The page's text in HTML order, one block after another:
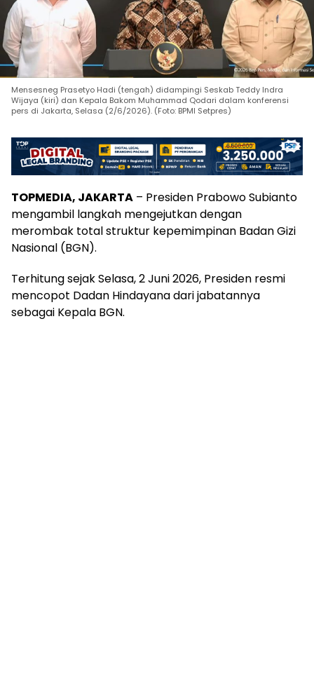
Mensesneg Prasetyo Hadi (tengah) didampingi Seskab Teddy Indra
Wijaya (kiri) dan Kepala Bakom Muhammad Qodari dalam konferensi
pers di Jakarta, Selasa (2/6/2026). (Foto: BPMI Setpres)
TOPMEDIA, JAKARTA – Presiden Prabowo Subianto
mengambil langkah mengejutkan dengan
merombak total struktur kepemimpinan Badan Gizi
Nasional (BGN).
Terhitung sejak Selasa, 2 Juni 2026, Presiden resmi
mencopot Dadan Hindayana dari jabatannya
sebagai Kepala BGN.